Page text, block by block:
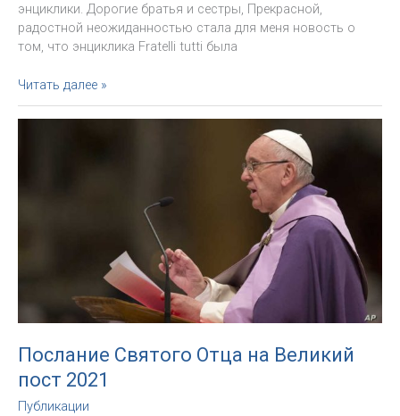
энциклики. Дорогие братья и сестры, Прекрасной,
радостной неожиданностью стала для меня новость о
том, что энциклика Fratelli tutti была
Послание
Папы
по
Читать далее »
Послание Святого Отца на Великий
пост 2021
Публикации